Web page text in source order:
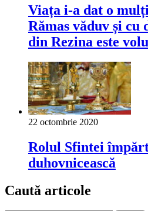
Viața i-a dat o
Rămas văduv și cu
din Rezina este
22 octombrie 2020
Rolul Sfintei
duhov­nicească
Caută articole